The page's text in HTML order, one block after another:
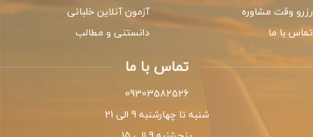
رزرو وقت مشاوره
تماس با ما
آزمون آنلاین خلبانی
دانستنی و مطالب
تماس با ما
09303582526
شنبه تا چهارشنبه 9 الی 21